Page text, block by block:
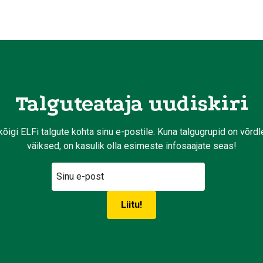
Talguteataja uudiskiri
ELFi talgute kohta sinu e-postile. Kuna talgugrupid on
väiksed, on kasulik olla esimeste infosaajate seas!